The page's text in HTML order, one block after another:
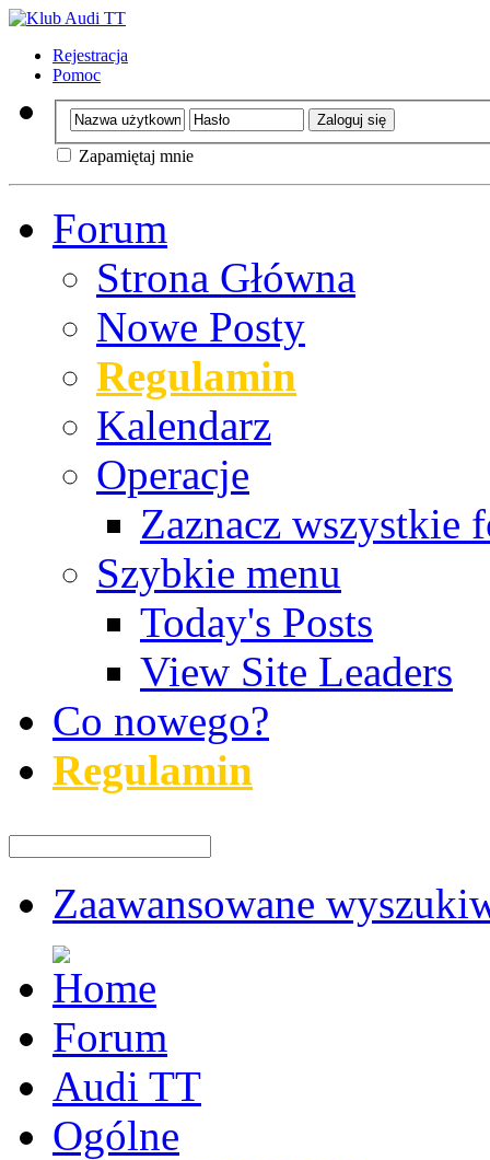
Rejestracja
Pomoc
Zapamiętaj mnie
Forum
Strona Główna
Nowe Posty
Regulamin
Kalendarz
Operacje
Zaznacz wszystkie
Szybkie menu
Today's Posts
View Site Leaders
Co nowego?
Regulamin
Zaawansowane
Forum
Audi TT
Ogólne